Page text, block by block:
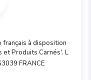
français à disposition
Produits Carnés'. L
FRANCE